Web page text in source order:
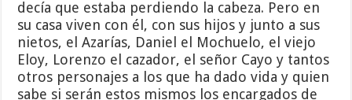
decía que estaba perdiendo la cabeza. Pero en
su casa viven con él, con sus hijos y junto a sus
nietos, el Azarías, Daniel el Mochuelo, el viejo
Eloy, Lorenzo el cazador, el señor Cayo y tantos
otros personajes a los que ha dado vida y quien
sabe si serán estos mismos los encargados de